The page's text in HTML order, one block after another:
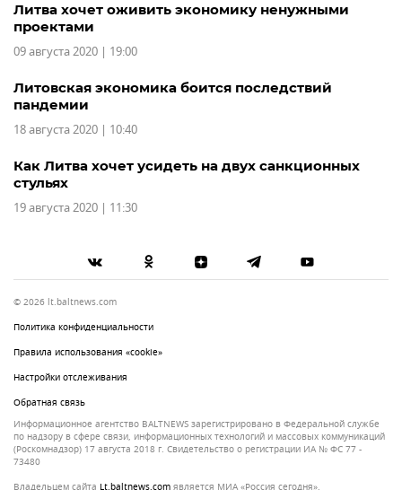
Литва хочет оживить экономику ненужными
проектами
09 августа 2020 | 19:00
Литовская экономика боится последствий
пандемии
18 августа 2020 | 10:40
Как Литва хочет усидеть на двух санкционных
стульях
19 августа 2020 | 11:30
© 2026 lt.baltnews.com
Политика конфиденциальности
Правила использования «cookie»
Настройки отслеживания
Обратная связь
Информационное агентство BALTNEWS зарегистрировано в Федеральной службе
по надзору в сфере связи, информационных технологий и массовых коммуникаций
(Роскомнадзор) 17 августа 2018 г. Свидетельство о регистрации ИА № ФС 77 -
73480
Владельцем сайта lt.baltnews.com является МИА «Россия сегодня»,